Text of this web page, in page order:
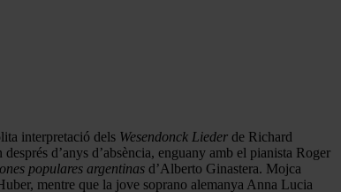
interpretació dels Wesendonck Lieder de Richard
d’anys d’absència, enguany amb el pianista Roger
populares argentinas d’Alberto Ginastera. Mojca
mentre que la jove soprano alemanya Anna Lucia